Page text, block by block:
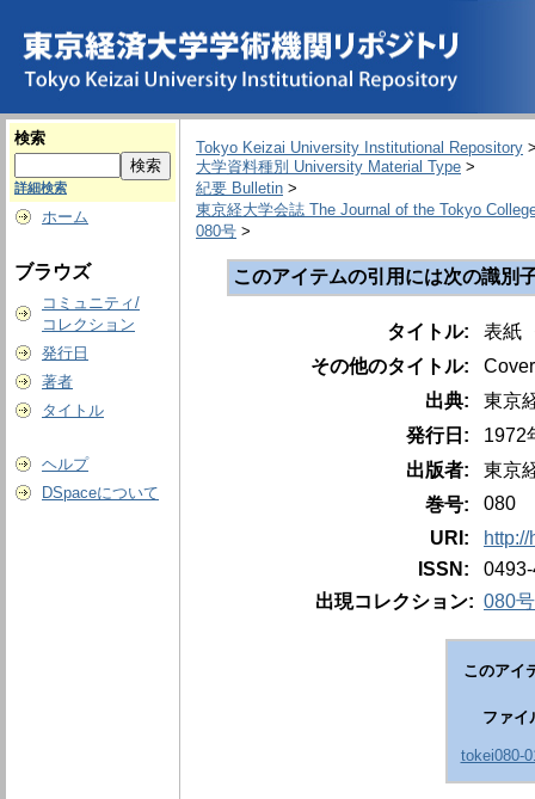
検索
詳細検索
ホーム
ブラウズ
コミュニティ/
コレクション
発行日
著者
タイトル
ヘルプ
DSpaceについて
Tokyo Keizai University Institutional Repository
大学資料種別 University Material Type >
紀要 Bulletin >
東京経大学会誌 The Journal of the Tokyo
080号 >
このアイテムの引用には次の識別
タイトル:
表紙
その他のタイトル:
出典:
東京
発行日:
1972
出版者:
東京
巻号:
080
URI:
ISSN:
出現コレクション: 080号
このアイ
ファイ
tokei080-